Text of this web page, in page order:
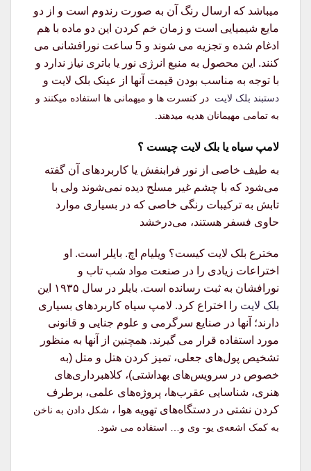
میباشد که ارسال رنگ آن به صورت رندوم است و از دو
مایع شیمیایی است و زمان خم کردن این دو ماده با هم
ادغام شده و تجزیه می شوند و 5 ساعت نورافشانی می
کنند. این محصول به منبع انرژی نور یا باتری نیاز ندارد و
با توجه به مناسب بودن قیمت آنها از عینک بلک لایت و
دستبند بلک لایت در کنسرت ها و میهمانی ها استفاده میکنند و
به تمامی مهیمانان هدیه میدهند.
لامپ سیاه یا بلک لایت چیست ؟
به طیف خاصی از نور فرابنفش یا کاربردهای آن گفته
می‌شود که با چشم غیر مسلح دیده نمی‌شوند ولی با
تابش به ترکیبات رنگی خاصی که در بسیاری موارد
حاوی فسفر هستند، می‌درخشد
مخترع بلک لایت کیست؟ ویلیام اچ. بایلر است. او
اختراعات زیادی را در صنعت مواد شب تاب و
نورافشان به ثبت رسانده است. بایلر در سال ۱۹۳۵ این
بلک لایت را اختراع کرد. لامپ سیاه کاربردهای بسیاری
دارند؛ آنها در صنایع سرگرمی و علوم جنایی و قانونی
مورد استفاده قرار می‌ گیرند. همچنین از آنها به منظور
تشخیص پول‌های جعلی، تمیز کردن هتل و متل (به
خصوص در سرویس‌های بهداشتی)، کلاهبرداری‌های
هنری، شناسایی عقرب‌ها، پروژه‌های علمی، برطرف
کردن نشتی در دستگاه‌های تهویه هوا ، شکل دادن به ناخن
به کمک اشعه‌ی یو- وی و… استفاده می شود.